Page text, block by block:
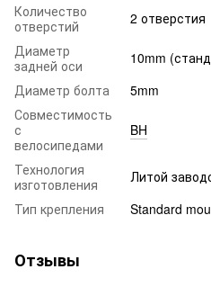
Количество
отверстий
2 отверстия
Диаметр
задней оси
10mm
Диаметр болта
5mm
Совместимость
с
велосипедами
BH
Технология
изготовления
Литой
Тип крепления
Standard
Отзывы